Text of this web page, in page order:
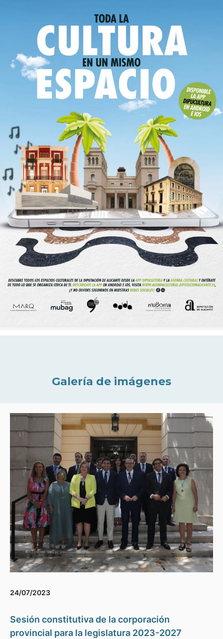
Galería de imágenes
24/07/2023
Sesión constitutiva de la corporación
provincial para la legislatura 2023-2027